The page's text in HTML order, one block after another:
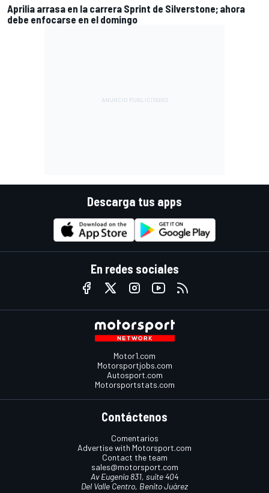
Aprilia arrasa en la carrera Sprint de Silverstone; ahora
debe enfocarse en el domingo
Descarga tus apps
En redes sociales
Motor1.com
Motorsportjobs.com
Autosport.com
Motorsportstats.com
Contáctenos
Comentarios
Advertise with Motorsport.com
Contact the team
sales@motorsport.com
Av Eugenia 831, suite 404
Del Valle Centro, Benito Juárez